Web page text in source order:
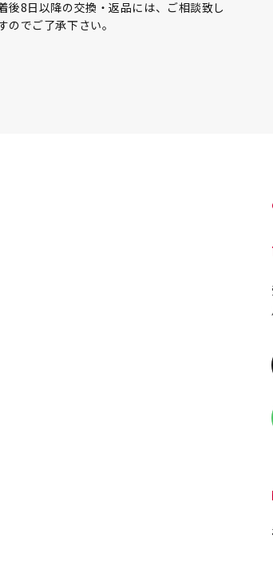
後8日以降の交換・返品には、ご相談致し
のでご了承下さい。